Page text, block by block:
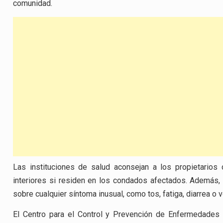
comunidad.
Las instituciones de salud aconsejan a los
interiores si residen en los condados afectados.
sobre cualquier síntoma inusual, como tos, fatiga, diarrea o
El Centro para el Control y Prevención de